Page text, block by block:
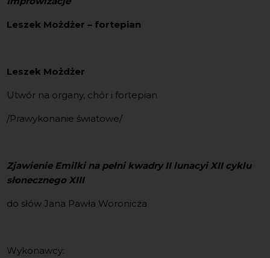
Leszek Możdżer – fortepian
Leszek Możdżer
Utwór na organy, chór i fortepian
/Prawykonanie światowe/
Zjawienie Emilki na pełni kwadry II lunacyi XII cyklu
słonecznego XIII
do słów Jana Pawła Woronicza
Wykonawcy: